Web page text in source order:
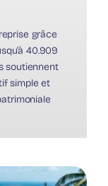
grâce
40.909
soutiennent
simple et